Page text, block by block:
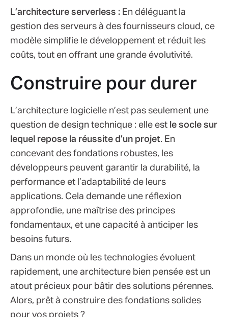
L’architecture serverless : En déléguant la
gestion des serveurs à des fournisseurs cloud, ce
modèle simplifie le développement et réduit les
coûts, tout en offrant une grande évolutivité.
Construire pour durer
L’architecture logicielle n’est pas seulement une
question de design technique : elle est le socle sur
lequel repose la réussite d’un projet. En
concevant des fondations robustes, les
développeurs peuvent garantir la durabilité, la
performance et l’adaptabilité de leurs
applications. Cela demande une réflexion
approfondie, une maîtrise des principes
fondamentaux, et une capacité à anticiper les
besoins futurs.
Dans un monde où les technologies évoluent
rapidement, une architecture bien pensée est un
atout précieux pour bâtir des solutions pérennes.
Alors, prêt à construire des fondations solides
pour vos projets ?